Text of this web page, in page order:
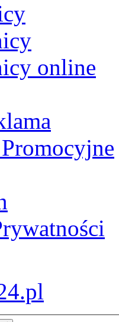
online